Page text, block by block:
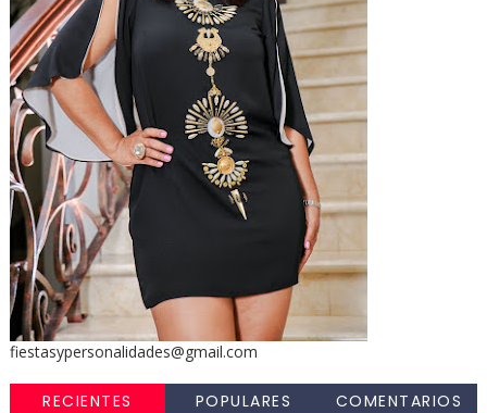
fiestasypersonalidades@gmail.com
RECIENTES POPULARES COMENTARIOS